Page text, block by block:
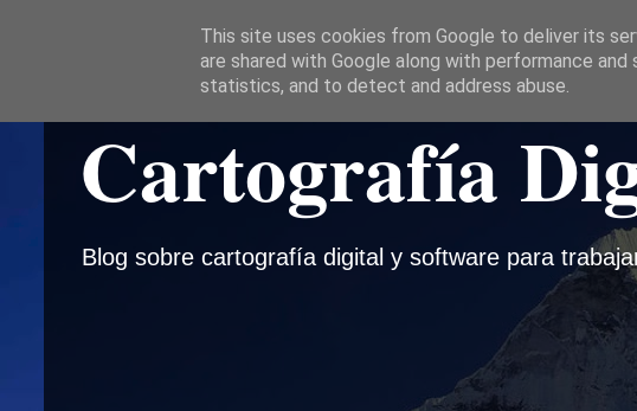
Cartografía
Blog sobre cartografía digital y software para
This site uses cookies from Google to deliver its
are shared with Google along with performance
statistics, and to detect and address abuse.